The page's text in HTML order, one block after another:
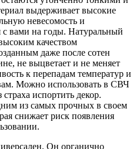
выдерживает высокие
невесомость и
с вами на годы. Натуральный
качеством
даже после сотен
не выцветает и не меняет
к перепадам температур и
Можно использовать в СВЧ
испортить декор.
из самых прочных в своем
снижает риск появления
Он органично